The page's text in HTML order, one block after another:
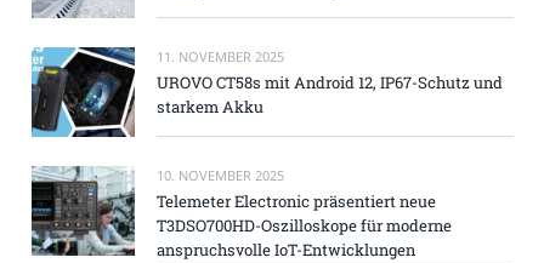
11. NOVEMBER 2025
UROVO CT58s mit Android 12, IP67-Schutz und
starkem Akku
10. NOVEMBER 2025
Telemeter Electronic präsentiert neue
T3DSO700HD-Oszilloskope für moderne
anspruchsvolle IoT-Entwicklungen